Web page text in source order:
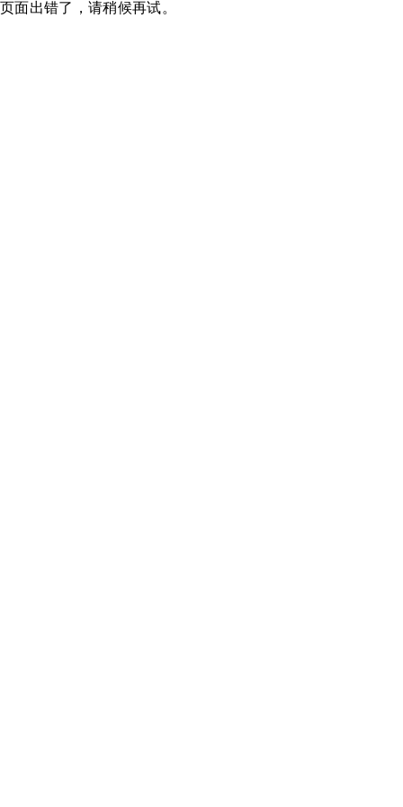
页面出错了，请稍候再试。